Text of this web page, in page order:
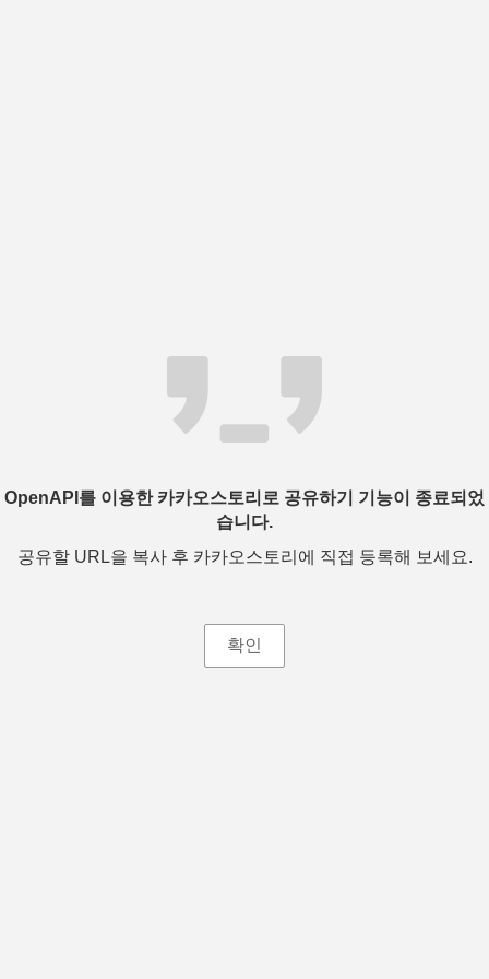
OpenAPI를 이용한 카카오스토리로 공유하기 기능이 종료되었
습니다.
공유할 URL을 복사 후 카카오스토리에 직접 등록해 보세요.
확인